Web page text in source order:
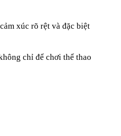
xúc rõ rệt và đặc biệt
chỉ để chơi thể thao